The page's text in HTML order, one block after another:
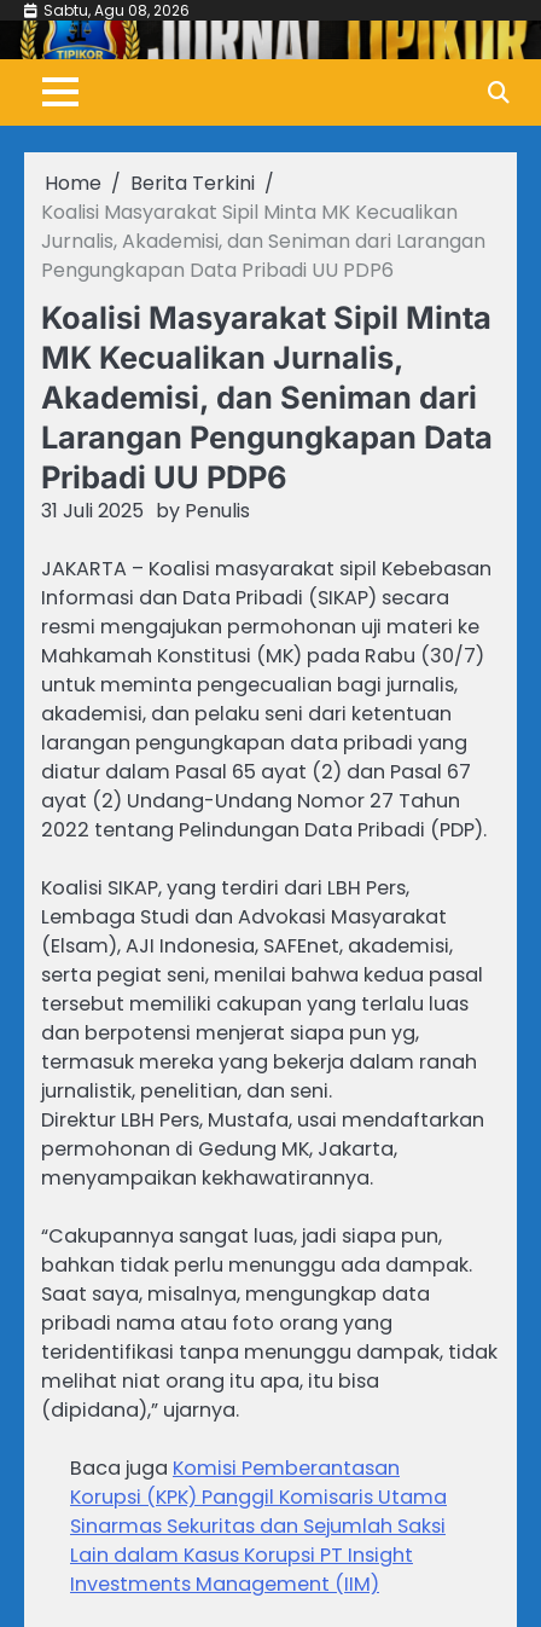
Skip
content
Sabtu, Agu 08, 2026
Home
Berita Terkini
Koalisi Masyarakat Sipil Minta MK Kecualikan
Jurnalis, Akademisi, dan Seniman dari Larangan
Pengungkapan Data Pribadi UU PDP6
Koalisi Masyarakat Sipil Minta
MK Kecualikan Jurnalis,
Akademisi, dan Seniman dari
Larangan Pengungkapan Data
Pribadi UU PDP6
31 Juli 2025 by Penulis
JAKARTA – Koalisi masyarakat sipil Kebebasan
Informasi dan Data Pribadi (SIKAP) secara
resmi mengajukan permohonan uji materi ke
Mahkamah Konstitusi (MK) pada Rabu (30/7)
untuk meminta pengecualian bagi jurnalis,
akademisi, dan pelaku seni dari ketentuan
larangan pengungkapan data pribadi yang
diatur dalam Pasal 65 ayat (2) dan Pasal 67
ayat (2) Undang-Undang Nomor 27 Tahun
2022 tentang Pelindungan Data Pribadi (PDP).
Koalisi SIKAP, yang terdiri dari LBH Pers,
Lembaga Studi dan Advokasi Masyarakat
(Elsam), AJI Indonesia, SAFEnet, akademisi,
serta pegiat seni, menilai bahwa kedua pasal
tersebut memiliki cakupan yang terlalu luas
dan berpotensi menjerat siapa pun yg,
termasuk mereka yang bekerja dalam ranah
jurnalistik, penelitian, dan seni.
Direktur LBH Pers, Mustafa, usai mendaftarkan
permohonan di Gedung MK, Jakarta,
menyampaikan kekhawatirannya.
“Cakupannya sangat luas, jadi siapa pun,
bahkan tidak perlu menunggu ada dampak.
Saat saya, misalnya, mengungkap data
pribadi nama atau foto orang yang
teridentifikasi tanpa menunggu dampak, tidak
melihat niat orang itu apa, itu bisa
(dipidana),” ujarnya.
Baca juga Komisi Pemberantasan
Korupsi (KPK) Panggil Komisaris Utama
Sinarmas Sekuritas dan Sejumlah Saksi
Lain dalam Kasus Korupsi PT Insight
Investments Management (IIM)